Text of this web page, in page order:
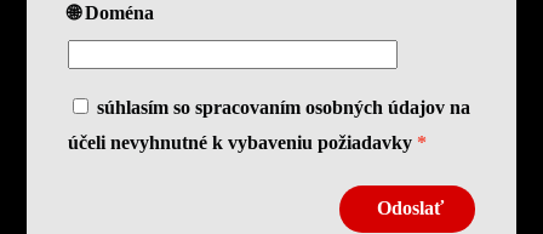
🌐 Doména
súhlasím so spracovaním osobných údajov na
účeli nevyhnutné k vybaveniu požiadavky *
Odoslať